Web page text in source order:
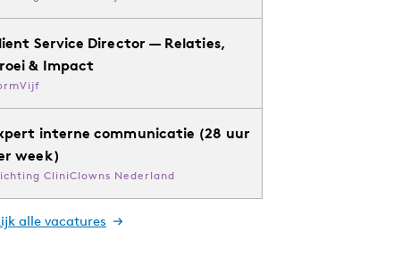
Service Director — Relaties,
& Impact
interne communicatie (28 uur
week)
CliniClowns Nederland
alle vacatures